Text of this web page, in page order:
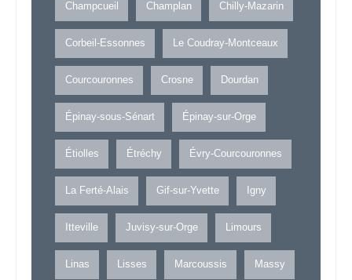
Champcueil Champlan Chilly-Mazarin
Corbeil-Essonnes Le Coudray-Montceaux
Courcouronnes Crosne Dourdan
Épinay-sous-Sénart Épinay-sur-Orge
Étiolles Étréchy Évry-Courcouronnes
La Ferté-Alais Gif-sur-Yvette Igny
Itteville Juvisy-sur-Orge Limours
Linas Lisses Marcoussis Massy